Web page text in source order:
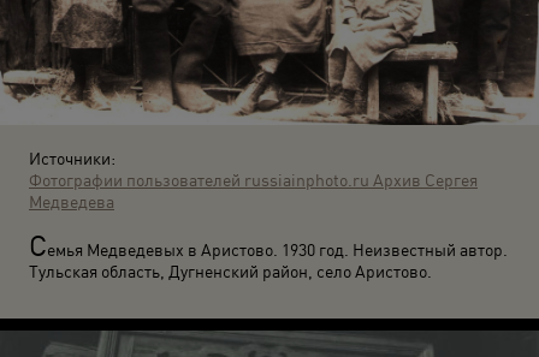
Источники:
Фотографии пользователей russiainphoto.ru Архив Сергея
Медведева
Семья Медведевых в Аристово. 1930 год. Неизвестный автор.
Тульская область, Дугненский район, село Аристово.